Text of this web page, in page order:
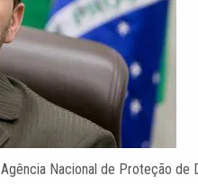
Nacional de Proteção de